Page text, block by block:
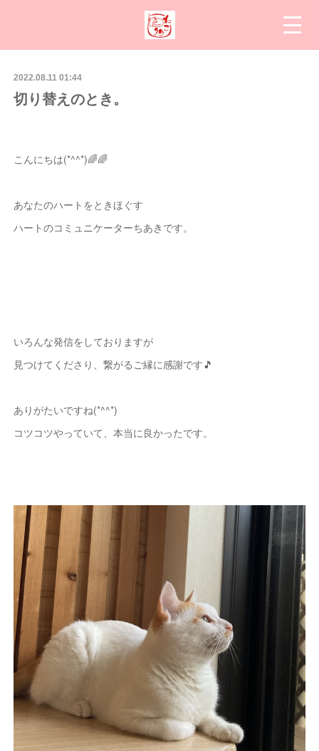
2022.08.11 01:44
切り替えのとき。
こんにちは(*^^*)🌈🌈
あなたのハートをときほぐす
ハートのコミュニケーターちあきです。
いろんな発信をしておりますが
見つけてくださり、繋がるご縁に感謝です🎵
ありがたいですね(*^^*)
コツコツやっていて、本当に良かったです。